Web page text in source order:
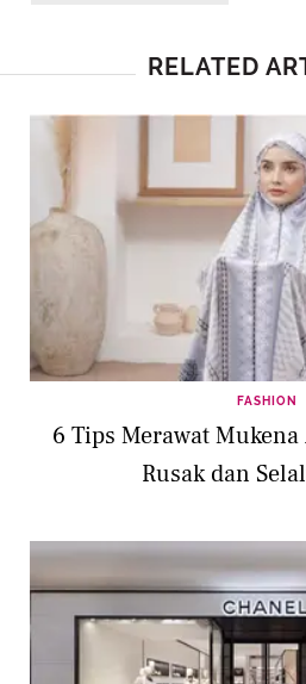
RELATED
FASHION
6 Tips Merawat
Rusak dan